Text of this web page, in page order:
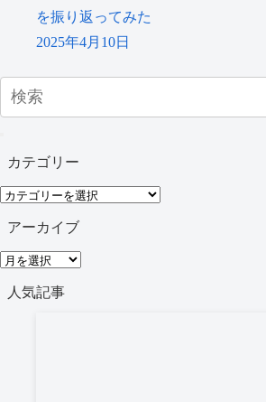
を振り返ってみた
2025年4月10日
カテゴリー
カ
テ
リ
ー
アーカイブ
ア
人気記事